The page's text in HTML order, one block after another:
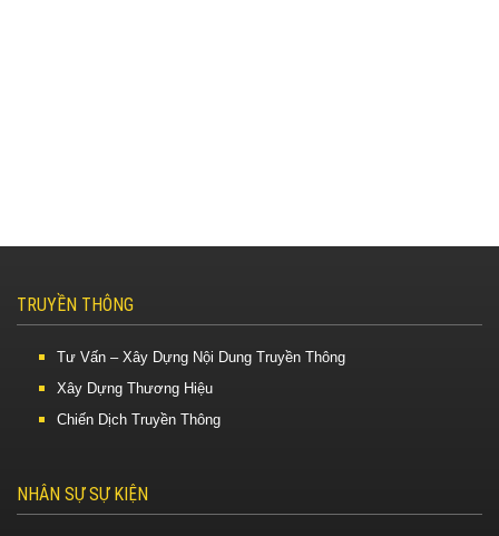
TRUYỀN THÔNG
Tư Vấn – Xây Dựng Nội Dung Truyền Thông
Xây Dựng Thương Hiệu
Chiến Dịch Truyền Thông
NHÂN SỰ SỰ KIỆN